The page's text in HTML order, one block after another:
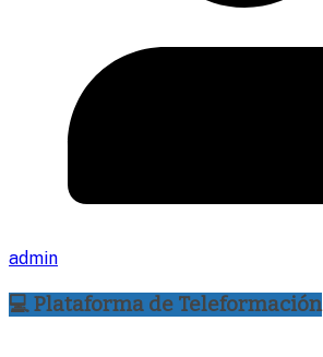
admin
💻 Plataforma de Teleformación